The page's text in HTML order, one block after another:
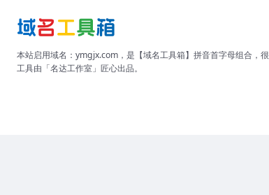
本站启用域名：ymgjx.com，是【域名工具箱】拼音首字母组合，
工具由「名达工作室」匠心出品。